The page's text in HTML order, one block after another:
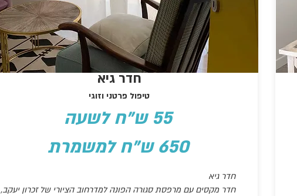
חדר גיא
טיפול פרטני וזוגי
55 ש"ח לשעה
650 ש"ח למשמרת
חדר גיא
חדר מקסים עם מרפסת סגורה הפונה למדרחוב הציורי של זכרון יעקב,